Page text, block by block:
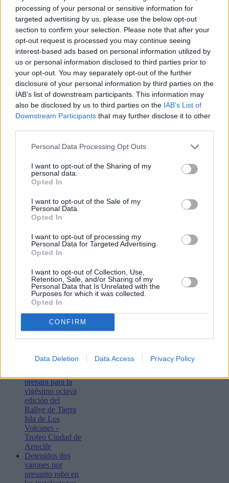
processing of your personal or sensitive information for
targeted advertising by us, please use the below opt-out
section to confirm your selection. Please note that after your
opt-out request is processed you may continue seeing
interest-based ads based on personal information utilized by
us or personal information disclosed to third parties prior to
your opt-out. You may separately opt-out of the further
disclosure of your personal information by third parties on the
IAB’s list of downstream participants. This information may
also be disclosed by us to third parties on the IAB’s List of
Downstream Participants that may further disclose it to other
Personal Data Processing Opt Outs
I want to opt-out of the Sharing of my
personal data.
Opted In
I want to opt-out of the Sale of my
Personal Data.
Opted In
I want to opt-out of processing my
Personal Data for Targeted Advertising.
Opted In
I want to opt-out of Collection, Use,
Retention, Sale, and/or Sharing of my
Personal Data that Is Unrelated with the
Purposes for which it was collected.
Opted In
CONFIRM
Data Deletion Data Access Privacy Policy
(requerido)
JComments
PUBLICIDAD
Lo más leído
Arrecife publica
el listado
provisional de la
adjudicación de
estudios reglados
fuera de la Isla
prepara para la
vigésimo octava
edición del
Rallye de Tierra
Isla de Los
Volcanes -
Trofeo Ciudad de
Arrecife
Detenidos dos
varones por
presunto robo en